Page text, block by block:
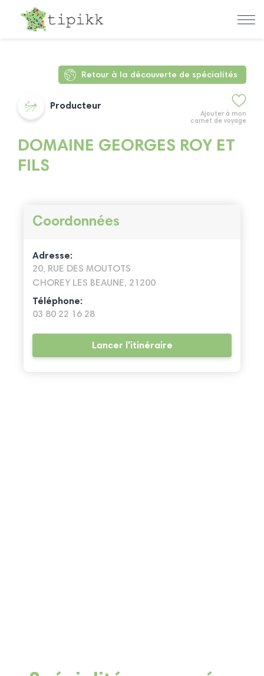
Retour à la découverte de spécialités
Ajouter à mon
carnet de voyage
Producteur
DOMAINE GEORGES ROY ET
FILS
Coordonnées
Adresse:
20, RUE DES MOUTOTS
CHOREY LES BEAUNE, 21200
Téléphone:
03 80 22 16 28
Lancer l'itinéraire